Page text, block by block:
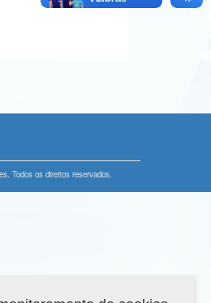
Todos os direitos reservados.